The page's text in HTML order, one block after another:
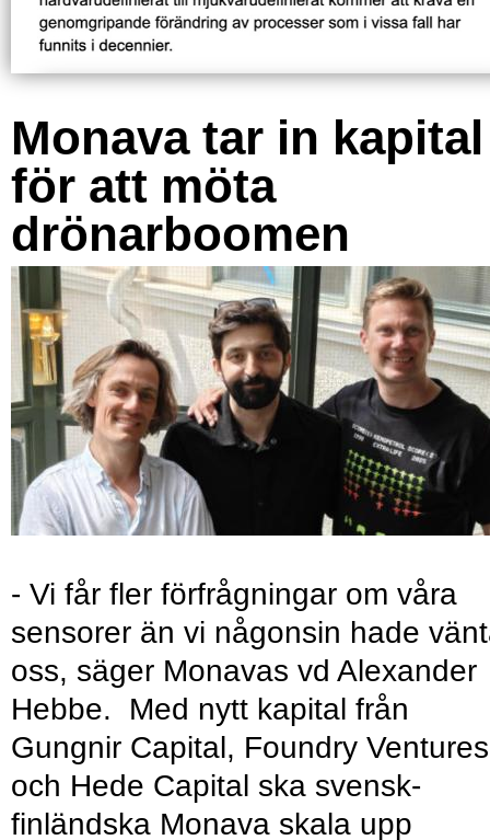
Monava tar in kapital
för att möta
drönarboomen
- Vi får fler förfrågningar om våra
sensorer än vi någonsin hade
oss, säger Monavas vd Alexander
Hebbe. Med nytt kapital från
Gungnir Capital, Foundry Ventures
och Hede Capital ska svensk-
finländska Monava skala upp